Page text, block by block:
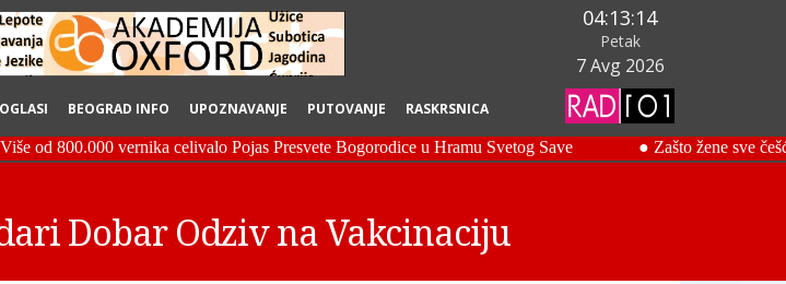
OGLASI BEOGRAD INFO UPOZNAVANJE PUTOVANJE RASKRSNICA
04:13:15
Petak
7 Avg 2026
Dobar Odziv na Vakcinaciju